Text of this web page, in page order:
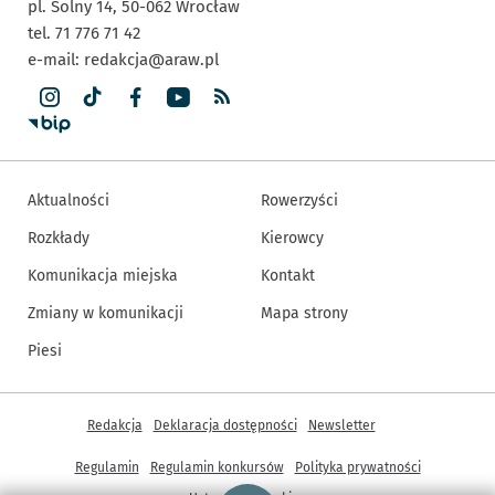
pl. Solny 14, 50-062 Wrocław
tel. 71 776 71 42
e-mail: redakcja@araw.pl
Aktualności
Rozkłady
Komunikacja miejska
Zmiany w komunikacji
Piesi
Rowerzyści
Kierowcy
Kontakt
Mapa strony
Inne informacje
Redakcja Deklaracja dostępności Newsletter
Regulamin Regulamin konkursów
Polityka prywatności